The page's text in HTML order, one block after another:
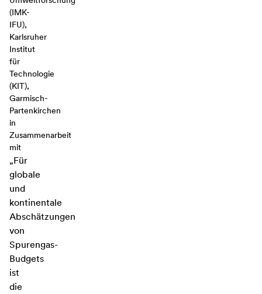
(IMK-
IFU),
Karlsruher
Institut
für
Technologie
(KIT),
Garmisch-
Partenkirchen
in
Zusammenarbeit
mit
„Für
globale
und
kontinentale
Abschätzungen
von
Spurengas-
Budgets
ist
die